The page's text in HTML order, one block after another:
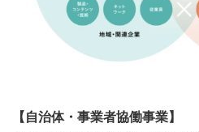
【自治体・事業者協働事業】